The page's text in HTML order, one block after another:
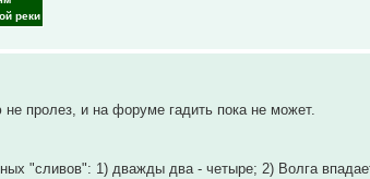
реки
пролез, и на форуме гадить пока не может.
"сливов": 1) дважды два - четыре; 2) Волга